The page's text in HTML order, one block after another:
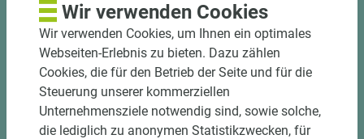
Wir verwenden Cookies
Wir verwenden Cookies, um Ihnen ein optimales
Webseiten-Erlebnis zu bieten. Dazu zählen
Cookies, die für den Betrieb der Seite und für die
Steuerung unserer kommerziellen
Unternehmensziele notwendig sind, sowie solche,
die lediglich zu anonymen Statistikzwecken, für